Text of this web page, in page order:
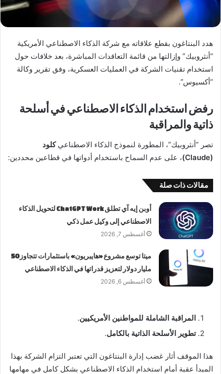
هدد البنتاغون بقطع علاقاته مع شركة الذكاء الاصطناعي الأمريكية
“أنثروبيك” وإزالتها من قائمة التعاقدات المباشرة، بعد خلافات حول
استخدام تقنيات الشركة في العمليات العسكرية، وفق تقرير وكالة
“أكسيوس”.
رفض استخدام الذكاء الاصطناعي في أسلحة
ذاتية والمراقبة
تصر “أنثروبيك”، المطورة لنموذج الذكاء الاصطناعيكلود
(Claude)
، على عدم السماح باستخدام أدواتها في قطاعين محددين:
مقالات ذات صلة
أوبن إيه آي تطلق ChatGPT Work لتحويل الذكاء
الاصطناعي إلى وكيل عمل ذكي
أغسطس 7, 2026
ميتا توسع مشروع «هايبريون» باستثمارات تتجاوز 50
مليار دولار لتعزيز قدراتها في الذكاء الاصطناعي
أغسطس 6, 2026
المراقبة الشاملة للمواطنين الأمريكيين.
تطوير الأسلحة الذاتية بالكامل.
هذا الموقف أثار غضب إدارة البنتاغون التي تعتبر التزام الشركة بهذا
المبدأ عقبة أمام استخدام الذكاء الاصطناعي بشكل كامل في مهامها